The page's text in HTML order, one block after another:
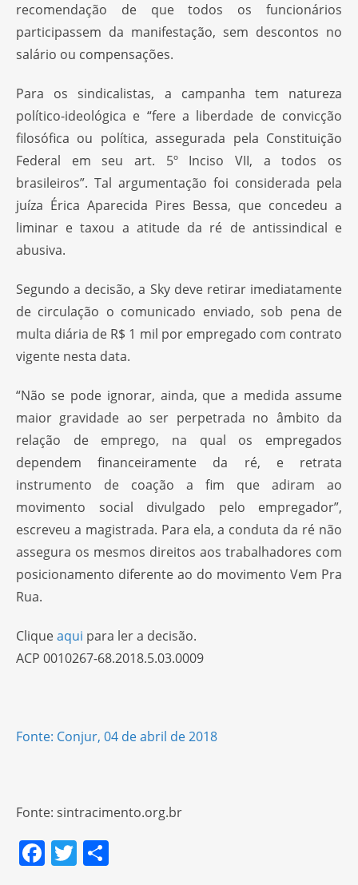
recomendação de que todos os funcionários
participassem da manifestação, sem descontos no
salário ou compensações.
Para os sindicalistas, a campanha tem natureza
político-ideológica e “fere a liberdade de convicção
filosófica ou política, assegurada pela Constituição
Federal em seu art. 5º Inciso VII, a todos os
brasileiros”. Tal argumentação foi considerada pela
juíza Érica Aparecida Pires Bessa, que concedeu a
liminar e taxou a atitude da ré de antissindical e
abusiva.
Segundo a decisão, a Sky deve retirar imediatamente
de circulação o comunicado enviado, sob pena de
multa diária de R$ 1 mil por empregado com contrato
vigente nesta data.
“Não se pode ignorar, ainda, que a medida assume
maior gravidade ao ser perpetrada no âmbito da
relação de emprego, na qual os empregados
dependem financeiramente da ré, e retrata
instrumento de coação a fim que adiram ao
movimento social divulgado pelo empregador”,
escreveu a magistrada. Para ela, a conduta da ré não
assegura os mesmos direitos aos trabalhadores com
posicionamento diferente ao do movimento Vem Pra
Rua.
Cliqueaqui para ler a decisão.
ACP 0010267-68.2018.5.03.0009
Fonte: Conjur, 04 de abril de 2018
Fonte: sintracimento.org.br
F T